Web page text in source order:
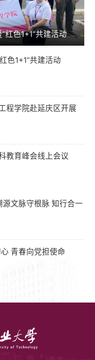
红色1+1”共建活动
色1+1”共建活动
程学院赴延庆区开展
教育峰会线上会议
源文脉守根脉 知行合一
青春向党担使命